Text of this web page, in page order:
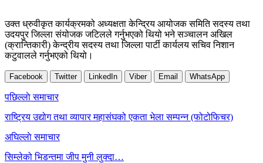
उक्त ध्रुवीकृत कार्यक्रमको अध्यक्षता केन्द्रिय आयोजक समिति सदस्य तथा
उदयपुर जिल्ला संयोजक जटिलले गर्नुभएको थियो भने सञ्चालन अखिल
(क्रान्तिकारी) केन्द्रीय सदस्य तथा जिल्ला पार्टी कार्यलय सचिव निशान
कटुवालले गर्नुभएको थियो।
Facebook Twitter LinkedIn Viber Email WhatsApp
Post
navigation
पछिल्लाे समाचार
राष्ट्रिय उद्योग तथा व्यापार महासंघको एकता भेला सम्पन्न (फोटोफिचर)
अघिल्लाे समाचार
सिम्लेको भिडन्तमा जीप मुनी लुक्दा…